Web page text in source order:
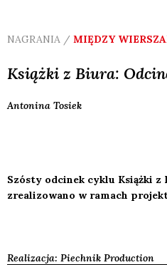
NAGRANIA / MIĘDZY
Książki z Biura:
Antonina Tosiek
Szósty odcinek cyklu Książki z
zrealizowano w ramach
Realizacja: Piechnik Production